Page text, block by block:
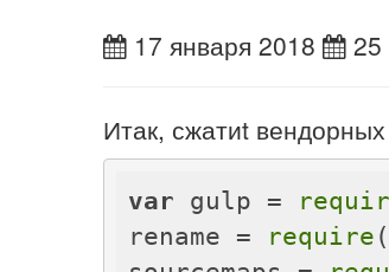
17 января 2018 25
Итак, сжатиt
var gulp =
rename =
require (